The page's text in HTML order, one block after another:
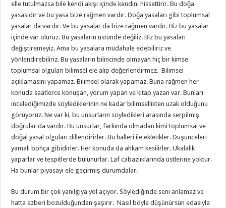
elle tutulmazsa bile kendi akışı içinde kendini hissettirir. Bu doğa
yasasıdır ve bu yasa bize rağmen vardır. Doğa yasaları gibi toplumsal
yasalar da vardır. Ve bu yasalar da bize rağmen vardır. Biz bu yasalar
içinde var oluruz. Bu yasaların üstünde değiliz. Biz bu yasaları
değiştiremeyiz. Ama bu yasalara müdahale edebiliriz ve
yönlendirebiliriz. Bu yasaların bilincinde olmayan hiç bir kimse
toplumsal olguları bilimsel ele alıp değerlendirmez. Bilimsel
açıklamasını yapamaz. Bilimsel olarak yapamaz. Buna rağmen her
konuda saatlerce konuşan, yorum yapan ve kitap yazan var. Bunları
incelediğimizde söylediklerinin ne kadar bilimsellikten uzak olduğunu
görüyoruz. Ne var ki, bu unsurların söyledikleri arasında serpilmiş
doğrular da vardır. Bu unsurlar, farkında olmadan kimi toplumsal ve
doğal yasal olguları dillendirirler. Bu halleri ile ekletikler. Düşünceleri
yamalı bohça gibidirler. Her konuda da ahkam kesilirler. Ukalalık
yaparlar ve tespitlerde bulunurlar. Laf cabazlıklarında üstlerine yoktur.
Ha bunlar piyasayı ele geçirmiş durumdalar.
Bu durum bir çok yanılgıya yol açıyor. Söylediğinde seni anlamaz ve
hatta ezberi bozulduğundan şaşırır. Nasıl böyle düşünürsün edasıyla